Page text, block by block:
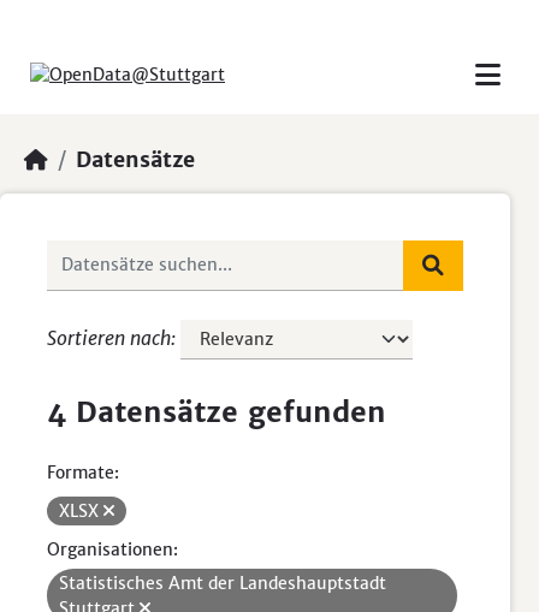
Datensätze
Sortieren nach
4 Datensätze gefunden
Formate:
XLSX
Organisationen:
Statistisches Amt der Landeshauptstadt